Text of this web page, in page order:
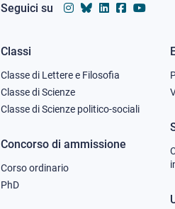
Seguici su
Footer
column
Classi
Classe di Lettere e Filosofia
Classe di Scienze
Classe di Scienze politico-sociali
Concorso di ammissione
Corso ordinario
PhD